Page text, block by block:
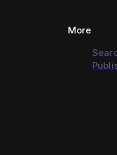
More